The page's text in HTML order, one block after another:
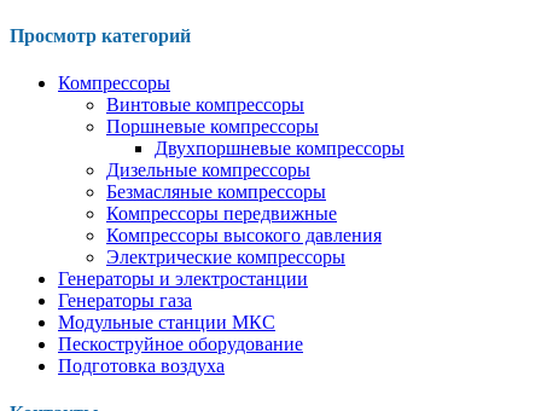
Просмотр категорий
Компрессоры
Винтовые компрессоры
Поршневые компрессоры
Двухпоршневые компрессоры
Дизельные компрессоры
Безмасляные компрессоры
Компрессоры передвижные
Компрессоры высокого давления
Электрические компрессоры
Генераторы и электростанции
Генераторы газа
Модульные станции МКС
Пескоструйное оборудование
Подготовка воздуха